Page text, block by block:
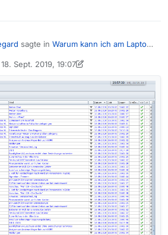
sagte in Warum kann ich am Laptop
das als neu gekennzeichnet, was beim
Laden noch nicht da war
die Kennzeichung “neu” bereits in der
Crawlern erstellten Filmliste enthalten
das sehr überraschend.
18. Sept. 2019, 19:07
von Hildegard